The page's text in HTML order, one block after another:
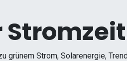
Strom, Solarenergie,